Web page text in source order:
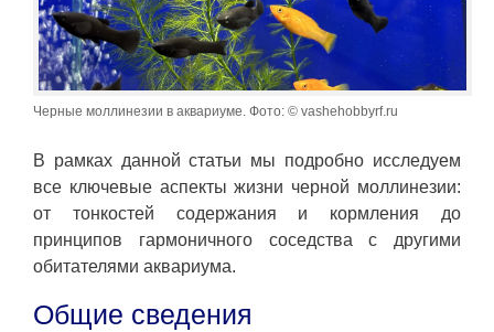
Черные моллинезии в аквариуме. Фото: © vashehobbyrf.ru
В рамках данной статьи мы подробно исследуем
все ключевые аспекты жизни черной моллинезии:
от тонкостей содержания и кормления до
принципов гармоничного соседства с другими
обитателями аквариума.
Общие сведения